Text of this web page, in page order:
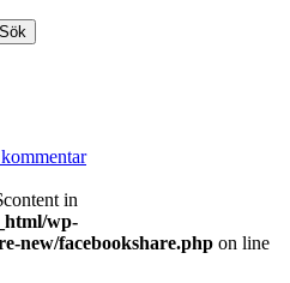
in
wp-
new/facebookshare.php on line